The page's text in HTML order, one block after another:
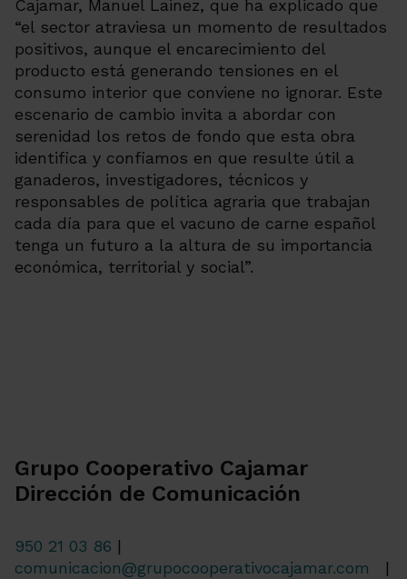
Cajamar, Manuel Lainez, que ha explicado que
“el sector atraviesa un momento de resultados
positivos, aunque el encarecimiento del
producto está generando tensiones en el
consumo interior que conviene no ignorar. Este
escenario de cambio invita a abordar con
serenidad los retos de fondo que esta obra
identifica y confiamos en que resulte útil a
ganaderos, investigadores, técnicos y
responsables de política agraria que trabajan
cada día para que el vacuno de carne español
tenga un futuro a la altura de su importancia
económica, territorial y social”.
Grupo Cooperativo Cajamar
Dirección de Comunicación
950 21 03 86 |
comunicacion@grupocooperativocajamar.com |